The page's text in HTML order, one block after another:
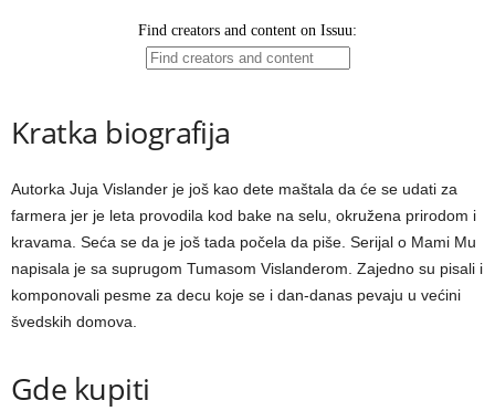
Kratka biografija
Autorka Juja Vislander je još kao dete maštala da će se udati za
farmera jer je leta provodila kod bake na selu, okružena prirodom i
kravama. Seća se da je još tada počela da piše. Serijal o Mami Mu
napisala je sa suprugom Tumasom Vislanderom. Zajedno su pisali i
komponovali pesme za decu koje se i dan-danas pevaju u većini
švedskih domova.
Gde kupiti